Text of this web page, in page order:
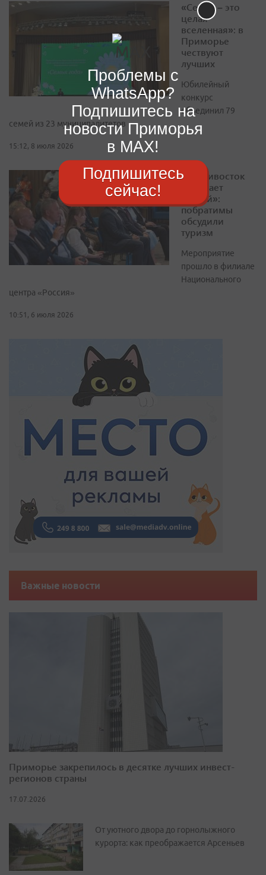
«Семья – это
целая
вселенная»: в
Приморье
чествуют
лучших
Юбилейный
конкурс
объединил 79
семей из 23 муниципалитетов
15:12, 8 июля 2026
«Владивосток
собирает
друзей»:
побратимы
обсудили
туризм
Мероприятие
прошло в филиале
Национального
центра «Россия»
10:51, 6 июля 2026
Важные новости
Приморье закрепилось в десятке лучших инвест-
регионов страны
17.07.2026
От уютного двора до горнолыжного
курорта: как преображается Арсеньев
Проблемы с
WhatsApp?
Подпишитесь на
новости Приморья
в MAX!
Подпишитесь
сейчас!